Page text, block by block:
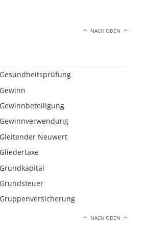
NACH OBEN
Gesundheitsprüfung
Gewinn
Gewinnbeteiligung
Gewinnverwendung
Gleitender Neuwert
Gliedertaxe
Grundkapital
Grundsteuer
Gruppenversicherung
NACH OBEN